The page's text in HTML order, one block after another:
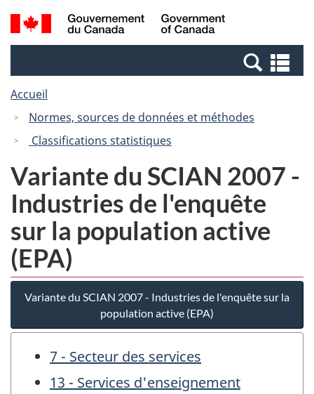
Passer
au
Passer
à
Canada
Recherche
et
et
Accueil
Normes, sources de données et méthodes
Classifications statistiques
Variante du SCIAN 2007 -
Industries de l'enquête
sur la population active
(EPA)
Variante du SCIAN 2007 - Industries de l'enquête sur la
population active (EPA)
7 - Secteur des services
13 - Services d'enseignement